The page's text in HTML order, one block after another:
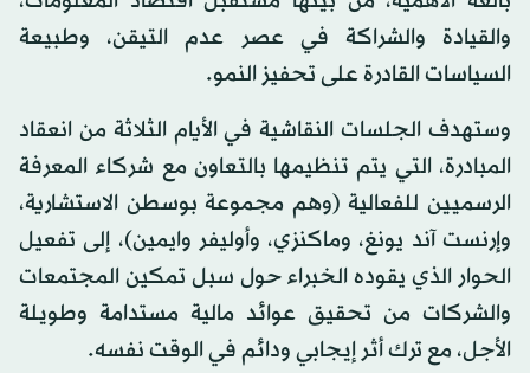
والقيادة والشراكة في عصر عدم التيقن، وطبيعة
السياسات القادرة على تحفيز النمو.
وستهدف الجلسات النقاشية في الأيام الثلاثة من انعقاد
المبادرة، التي يتم تنظيمها بالتعاون مع شركاء المعرفة
الرسميين للفعالية (وهم مجموعة بوسطن الاستشارية،
وإرنست آند يونغ، وماكنزي، وأوليفر وايمين)، إلى تفعيل
الحوار الذي يقوده الخبراء حول سبل تمكين المجتمعات
والشركات من تحقيق عوائد مالية مستدامة وطويلة
الأجل، مع ترك أثر إيجابي ودائم في الوقت نفسه.